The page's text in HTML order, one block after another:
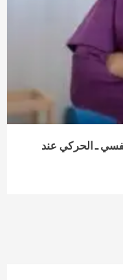
ـ الحركي عند